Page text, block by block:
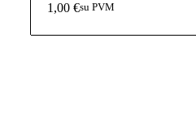
1,00 €su PVM